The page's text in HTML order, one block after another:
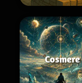
Cosmere